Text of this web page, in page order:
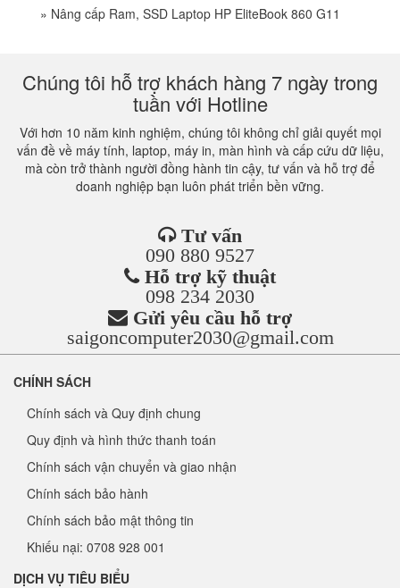
» Nâng cấp Ram, SSD Laptop HP EliteBook 860 G11
Chúng tôi hỗ trợ khách hàng 7 ngày trong
tuần với Hotline
Với hơn 10 năm kinh nghiệm, chúng tôi không chỉ giải quyết mọi
vấn đề về máy tính, laptop, máy in, màn hình và cấp cứu dữ liệu,
mà còn trở thành người đồng hành tin cậy, tư vấn và hỗ trợ để
doanh nghiệp bạn luôn phát triển bền vững.
Tư vấn
090 880 9527
Hỗ trợ kỹ thuật
098 234 2030
Gửi yêu cầu hỗ trợ
saigoncomputer2030@gmail.com
CHÍNH SÁCH
Chính sách và Quy định chung
Quy định và hình thức thanh toán
Chính sách vận chuyển và giao nhận
Chính sách bảo hành
Chính sách bảo mật thông tin
Khiếu nại: 0708 928 001
DỊCH VỤ TIÊU BIỂU